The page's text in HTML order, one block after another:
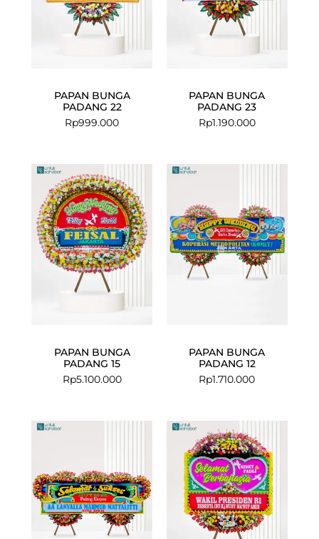
PAPAN BUNGA
PADANG 22
Rp999.000
PAPAN BUNGA
PADANG 23
Rp1.190.000
PAPAN BUNGA
PADANG 15
Rp5.100.000
PAPAN BUNGA
PADANG 12
Rp1.710.000